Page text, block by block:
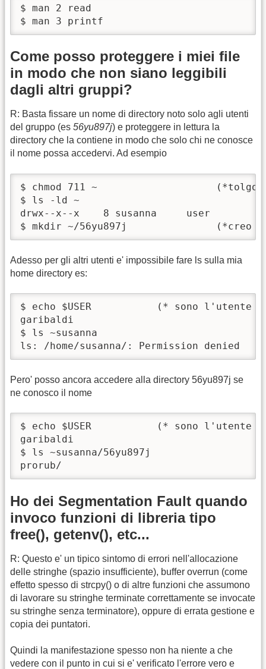
$ man 2 read
$ man 3 printf
Come posso proteggere i miei file
in modo che non siano leggibili
dagli altri gruppi?
R: Basta fissare un nome di directory noto solo agli utenti
del gruppo (es 56yu897j) e proteggere in lettura la
directory che la contiene in modo che solo chi ne conosce
il nome possa accedervi. Ad esempio
$ chmod 711 ~                    (*tolgo i
$ ls -ld ~
drwx--x--x    8 susanna     user
$ mkdir ~/56yu897j               (*creo
Adesso per gli altri utenti e' impossibile fare ls sulla mia
home directory es:
$ echo $USER           (* sono l'utente
garibaldi
$ ls ~susanna
ls: /home/susanna/: Permission denied
Pero' posso ancora accedere alla directory 56yu897j se
ne conosco il nome
$ echo $USER           (* sono l'utente
garibaldi
$ ls ~susanna/56yu897j
prorub/
Ho dei Segmentation Fault quando
invoco funzioni di libreria tipo
free(), getenv(), etc...
R: Questo e' un tipico sintomo di errori nell'allocazione
delle stringhe (spazio insufficiente), buffer overrun (come
effetto spesso di strcpy() o di altre funzioni che assumono
di lavorare su stringhe terminate correttamente se invocate
su stringhe senza terminatore), oppure di errata gestione e
copia dei puntatori.
Quindi la manifestazione spesso non ha niente a che
vedere con il punto in cui si e' verificato l'errore vero e